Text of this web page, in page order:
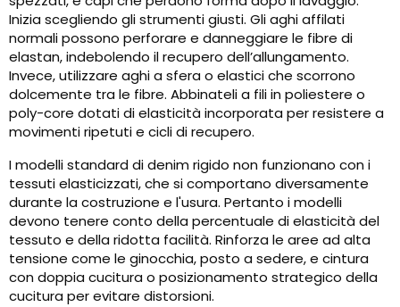
Inizia scegliendo gli strumenti giusti. Gli aghi affilati
normali possono perforare e danneggiare le fibre di
elastan, indebolendo il recupero dell’allungamento.
Invece, utilizzare aghi a sfera o elastici che scorrono
dolcemente tra le fibre. Abbinateli a fili in poliestere o
poly-core dotati di elasticità incorporata per resistere a
movimenti ripetuti e cicli di recupero.
I modelli standard di denim rigido non funzionano con i
tessuti elasticizzati, che si comportano diversamente
durante la costruzione e l'usura. Pertanto i modelli
devono tenere conto della percentuale di elasticità del
tessuto e della ridotta facilità. Rinforza le aree ad alta
tensione come le ginocchia, posto a sedere, e cintura
con doppia cucitura o posizionamento strategico della
cucitura per evitare distorsioni.